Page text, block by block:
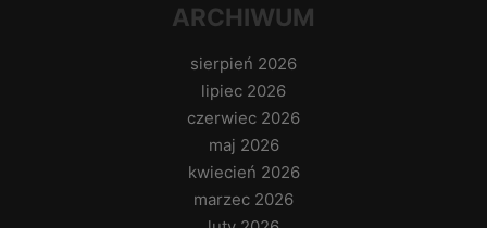
ARCHIWUM
sierpień 2026
lipiec 2026
czerwiec 2026
maj 2026
kwiecień 2026
marzec 2026